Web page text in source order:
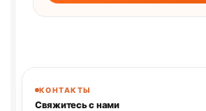
КОНТАКТЫ
Свяжитесь с нами